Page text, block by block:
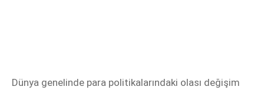
Dünya genelinde para politikalarındaki olası değişim